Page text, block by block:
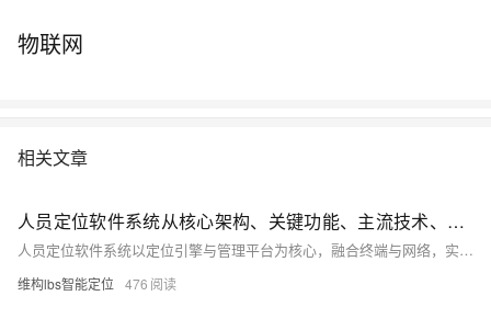
物联网
相关文章
人员定位软件系统从核心架构、关键功能、主流技术、典型应用与选型要点详解
人员定位软件系统以定位引擎与管理平台为核心，融合终端与网络，实现人员实时定位、安全管控及智能管理，适用于工厂、矿山、工地等场景，支持高精度定位、电子围栏、应急报警、考勤管理，并可集成视频监控等系统，提升安全与运营效率。如果您想进一步了解人员定位的案例，欢迎关注、评论留言~也可搜索lbs智能定位。
维构lbs智能定位 476